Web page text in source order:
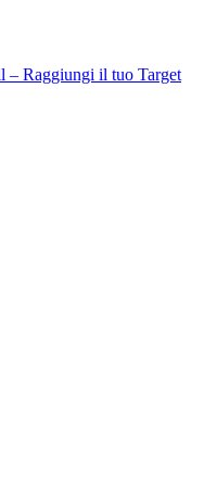
– Raggiungi il tuo Target